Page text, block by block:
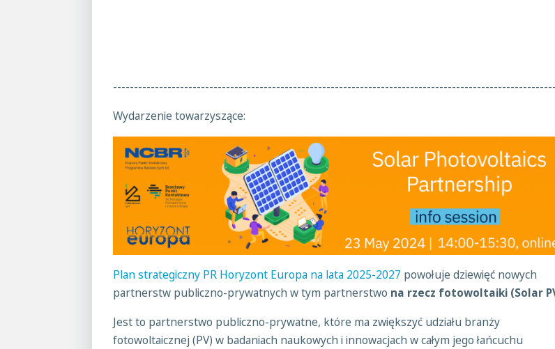
----------------------------------------------------------------------------------------------------------
Wydarzenie towarzyszące:
Plan strategiczny PR Horyzont Europa na lata 2025-2027 powołuje dziewięć nowych
partnerstw publiczno-prywatnych w tym partnerstwo na rzecz fotowoltaiki (Solar
Jest to partnerstwo publiczno-prywatne, które ma zwiększyć udziału branży
fotowoltaicznej (PV) w badaniach naukowych i innowacjach w całym jego łańcuchu